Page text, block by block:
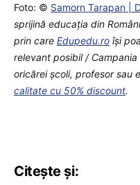
Foto: © Samorn Tarapan |
sprijină educaţia din
prin care Edupedu.ro îşi
relevant posibil /
oricărei școli, profesor sau
calitate cu 50% discount.
Citește și: